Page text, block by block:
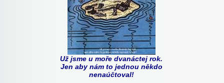
Už jsme u moře dvanáctej rok.
Jen aby nám to jednou někdo
nenaúčtoval!